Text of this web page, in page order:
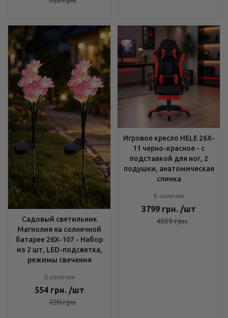
Садовый светильник
Магнолия на солнечной
батарее 26X-107 - Набор
из 2 шт, LED-подсветка,
режимы свечения
В наличии
554 грн. /шт
720грн.
Игровое кресло HELE 26X-
11 черно-красное - с
подставкой для ног, 2
подушки, анатомическая
спинка
В наличии
3799 грн. /шт
4939грн.